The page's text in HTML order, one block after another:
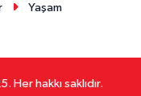
Yaşam
hakkı saklıdır.